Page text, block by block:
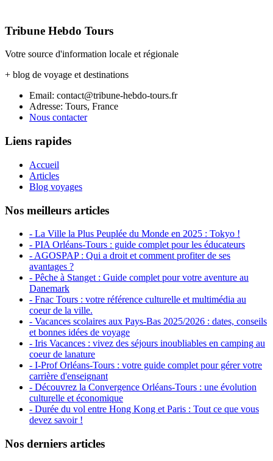
Tribune Hebdo Tours
Votre source d'information locale et régionale
+ blog de voyage et destinations
Email: contact@tribune-hebdo-tours.fr
Adresse: Tours, France
Nous contacter
Liens rapides
Accueil
Articles
Blog voyages
Nos meilleurs articles
- La Ville la Plus Peuplée du Monde en 2025 : Tokyo !
- PIA Orléans-Tours : guide complet pour les éducateurs
- AGOSPAP : Qui a droit et comment profiter de ses
avantages ?
- Pêche à Stanget : Guide complet pour votre aventure au
Danemark
- Fnac Tours : votre référence culturelle et multimédia au
coeur de la ville.
- Vacances scolaires aux Pays-Bas 2025/2026 : dates, conseils
et bonnes idées de voyage
- Iris Vacances : vivez des séjours inoubliables en camping au
coeur de lanature
- I-Prof Orléans-Tours : votre guide complet pour gérer votre
carrière d'enseignant
- Découvrez la Convergence Orléans-Tours : une évolution
culturelle et économique
- Durée du vol entre Hong Kong et Paris : Tout ce que vous
devez savoir !
Nos derniers articles